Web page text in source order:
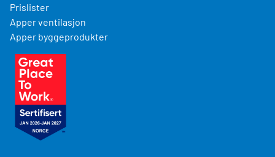
Prislister
Apper ventilasjon
Apper byggeprodukter